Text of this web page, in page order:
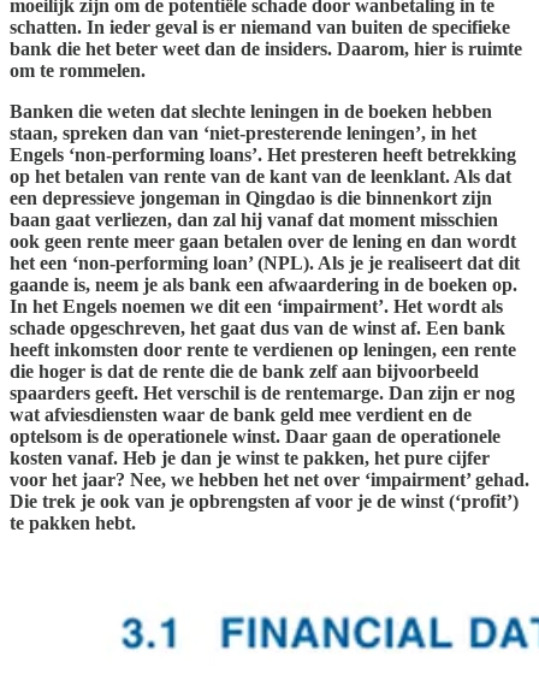
moeilijk zijn om de potentiële schade door wanbetaling in te
schatten. In ieder geval is er niemand van buiten de specifieke
bank die het beter weet dan de insiders. Daarom, hier is ruimte
om te rommelen.
Banken die weten dat slechte leningen in de boeken hebben
staan, spreken dan van ‘niet-presterende leningen’, in het
Engels ‘non-performing loans’. Het presteren heeft betrekking
op het betalen van rente van de kant van de leenklant. Als dat
een depressieve jongeman in Qingdao is die binnenkort zijn
baan gaat verliezen, dan zal hij vanaf dat moment misschien
ook geen rente meer gaan betalen over de lening en dan wordt
het een ‘non-performing loan’ (NPL). Als je je realiseert dat dit
gaande is, neem je als bank een afwaardering in de boeken op.
In het Engels noemen we dit een ‘impairment’. Het wordt als
schade opgeschreven, het gaat dus van de winst af. Een bank
heeft inkomsten door rente te verdienen op leningen, een rente
die hoger is dat de rente die de bank zelf aan bijvoorbeeld
spaarders geeft. Het verschil is de rentemarge. Dan zijn er nog
wat afviesdiensten waar de bank geld mee verdient en de
optelsom is de operationele winst. Daar gaan de operationele
kosten vanaf. Heb je dan je winst te pakken, het pure cijfer
voor het jaar? Nee, we hebben het net over ‘impairment’ gehad.
Die trek je ook van je opbrengsten af voor je de winst (‘profit’)
te pakken hebt.